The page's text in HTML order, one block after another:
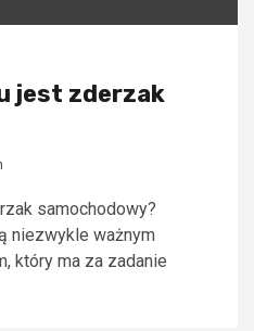
jest zderzak
samochodowy?
niezwykle ważnym
który ma za zadanie